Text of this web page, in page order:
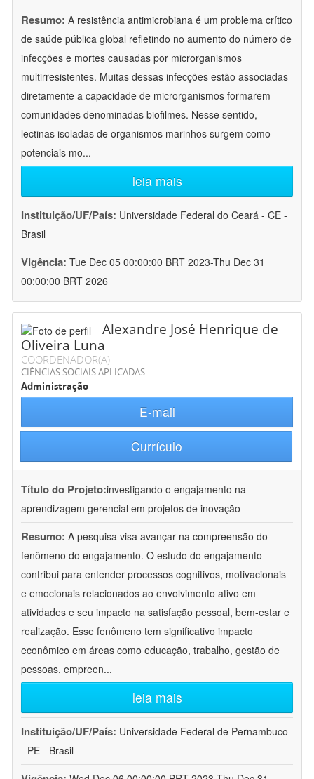
Resumo: A resistência antimicrobiana é um problema crítico
de saúde pública global refletindo no aumento do número de
infecções e mortes causadas por microrganismos
multirresistentes. Muitas dessas infecções estão associadas
diretamente a capacidade de microrganismos formarem
comunidades denominadas biofilmes. Nesse sentido,
lectinas isoladas de organismos marinhos surgem como
potenciais mo...
leia mais
Instituição/UF/País: Universidade Federal do Ceará - CE -
Brasil
Vigência: Tue Dec 05 00:00:00 BRT 2023-Thu Dec 31
00:00:00 BRT 2026
Alexandre José Henrique de
Oliveira Luna
COORDENADOR(A)
CIÊNCIAS SOCIAIS APLICADAS
Administração
E-mail
Currículo
Título do Projeto:investigando o engajamento na
aprendizagem gerencial em projetos de inovação
Resumo: A pesquisa visa avançar na compreensão do
fenômeno do engajamento. O estudo do engajamento
contribui para entender processos cognitivos, motivacionais
e emocionais relacionados ao envolvimento ativo em
atividades e seu impacto na satisfação pessoal, bem-estar e
realização. Esse fenômeno tem significativo impacto
econômico em áreas como educação, trabalho, gestão de
pessoas, empreen...
leia mais
Instituição/UF/País: Universidade Federal de Pernambuco
- PE - Brasil